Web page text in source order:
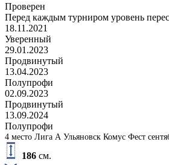
Проверен
Перед каждым турниром уровень
18.11.2021
Уверенный
29.01.2023
Продвинутый
13.04.2023
Полупрофи
02.09.2023
Продвинутый
13.09.2024
Полупрофи
4 место Лига А Ульяновск Комус Фест
186 см.